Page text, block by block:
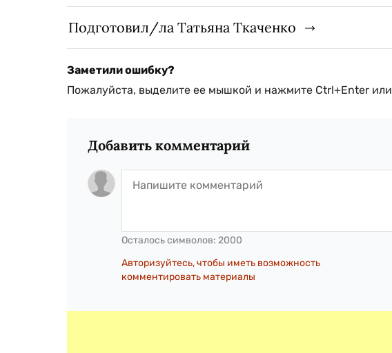
Подготовил/ла Татьяна Ткаченко
Заметили ошибку?
Пожалуйста, выделите ее мышкой и нажмите Ctrl+Enter или
Добавить комментарий
Осталось символов: 2000
Авторизуйтесь, чтобы иметь возможность
комментировать материалы